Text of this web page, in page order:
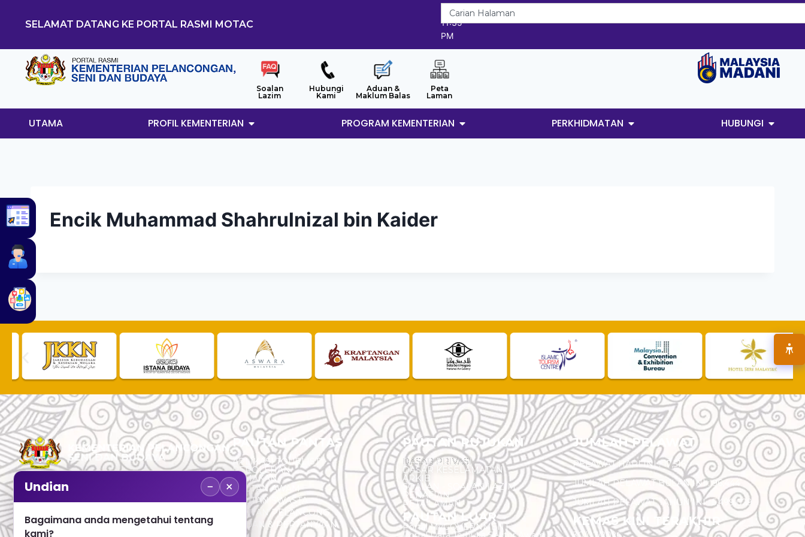
SELAMAT DATANG KE PORTAL RASMI MOTAC
6/8/2026
11:35
PM
Soalan
Lazim
Hubungi
Kami
Aduan &
Maklum Balas
Peta
Laman
UTAMA PROFIL KEMENTERIAN PROGRAM KEMENTERIAN PERKHIDMATAN HUBUNGI
Encik Muhammad Shahrulnizal bin Kaider
No. 2, Menara 1, Jalan P5/6, Presint 5,
+603 8000 8000
PAUTAN PANTAS
APLIKASI TOURLIST
PEROLEHAN
SEMAKAN
PAUTAN AWAM
PAUTAN SWASTA
PAUTAN PELANCONG
ADUAN & PERTANYAAN
PAUTAN RUJUKAN
DASAR PRIVASI
DASAR KESELAMATAN
ARKIB
SOALAN - SOALAN LAZIM
PENAFIAN
PETA LAMAN
PAUTAN LUAR
Portal MyGOVERNMENT
JUMLAH PELAWAT
PELAWAT HARI INI : 17,516
JUMLAH PELAWAT BULAN INI : 96,444
JUMLAH PELAWAT TAHUN INI : 5,499,029
KEMAS KINI TERAKHIR
Undian − ×
Bagaimana anda mengetahui tentang
kami?